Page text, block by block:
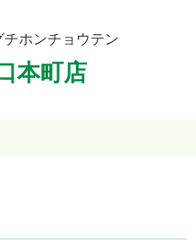
ホンチョウテン
本町店